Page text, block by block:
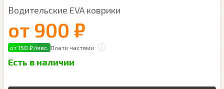
Водительские EVA коврики
от 900 ₽
от 150 ₽/мес. Плати частями
Есть в наличии